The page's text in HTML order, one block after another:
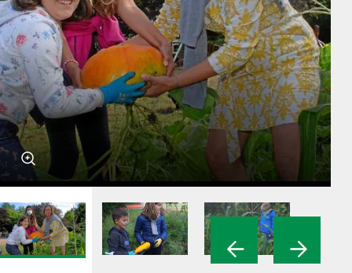
KinderHelden
grenzenlos digital e.V.
Stadtteilmütter
Fußball trifft Kultur
Schulgeschwister Hansa Gymnasium
Weitere
Umweltbildungsprojekte